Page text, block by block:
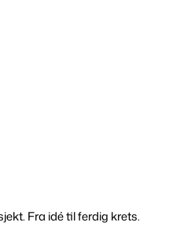
Fra idé til ferdig krets.